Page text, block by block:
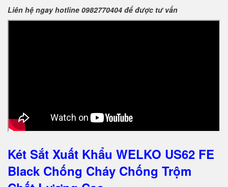
Liên hệ ngay hotline 0982770404 để được tư vấn
Két Sắt Xuất Khẩu WELKO US62 FE
Black Chống Cháy Chống Trộm